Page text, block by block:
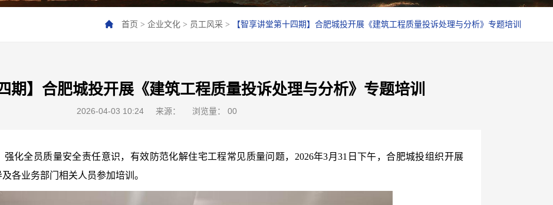
首页 >企业文化 > 员工风采 > 【智享讲堂第十四期】合肥城投开展《建筑工程质量投诉处理与分析》专题培训
期】合肥城投开展《建筑工程质量投诉处理与分析》专题培训
2026-04-03 10:24 来源： 浏览量： 00
化全员质量安全责任意识，有效防范化解住宅工程常见质量问题， 2026年3月31 日下午，合肥城投组织开展
各业务部门相关人员参加培训。